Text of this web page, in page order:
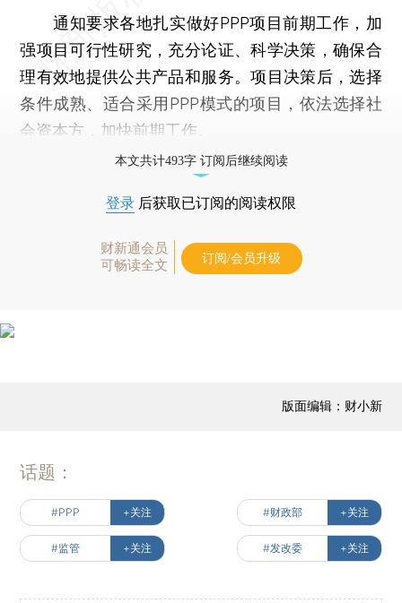
通知要求各地扎实做好PPP项目前期工作，加
强项目可行性研究，充分论证、科学决策，确保合
理有效地提供公共产品和服务。项目决策后，选择
条件成熟、适合采用PPP模式的项目，依法选择社
会资本方，加快前期工作。
本文共计493字 订阅后继续阅读
登录 后获取已订阅的阅读权限
财新通会员
可畅读全文
订阅/会员升级
版面编辑：财小新
话题：
#PPP +关注 #财政部 +关注
#监管 +关注 #发改委 +关注